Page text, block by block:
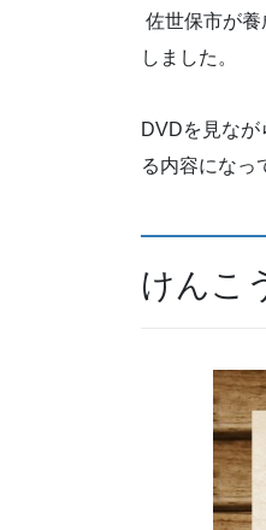
佐世保市が
しました。
DVDを見な
る内容になっ
けんこ